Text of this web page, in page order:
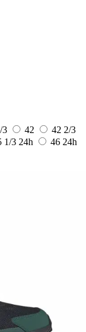
3 42
42 2/3
1/3 24h 46 24h